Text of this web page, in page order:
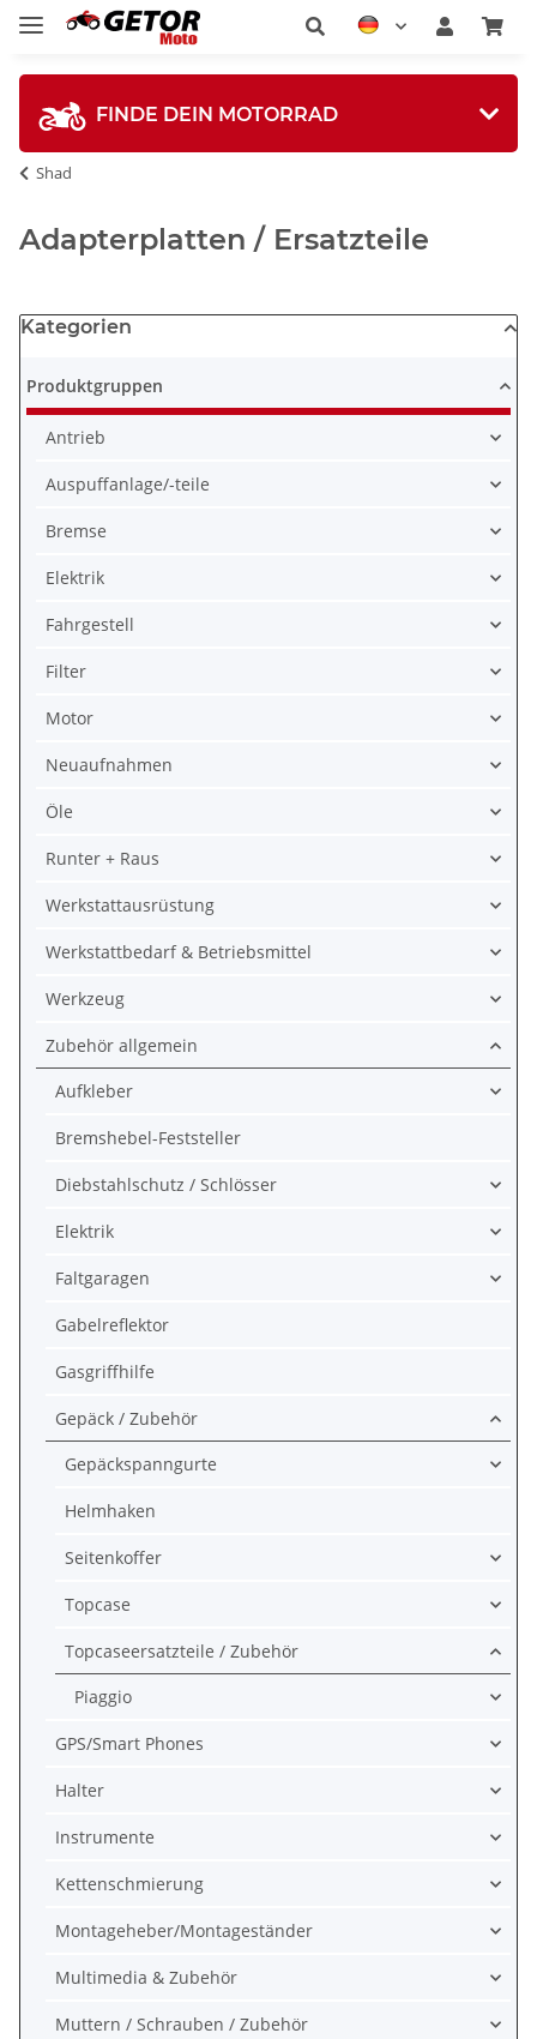
FINDE DEIN MOTORRAD
Shad
Adapterplatten / Ersatzteile
Kategorien
Produktgruppen
Antrieb
Auspuffanlage/-teile
Bremse
Elektrik
Fahrgestell
Filter
Motor
Neuaufnahmen
Öle
Runter + Raus
Werkstattausrüstung
Werkstattbedarf & Betriebsmittel
Werkzeug
Zubehör allgemein
Aufkleber
Bremshebel-Feststeller
Diebstahlschutz / Schlösser
Elektrik
Faltgaragen
Gabelreflektor
Gasgriffhilfe
Gepäck / Zubehör
Gepäckspanngurte
Helmhaken
Seitenkoffer
Topcase
Topcaseersatzteile / Zubehör
Piaggio
GPS/Smart Phones
Halter
Instrumente
Kettenschmierung
Montageheber/Montageständer
Multimedia & Zubehör
Muttern / Schrauben / Zubehör